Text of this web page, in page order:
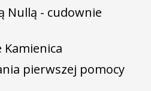
Nullą - cudownie
pierwszej pomocy